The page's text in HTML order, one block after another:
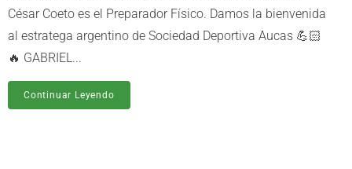
César Coeto es el Preparador Físico. Damos la bienvenida
al estratega argentino de Sociedad Deportiva Aucas 💪🏻
🔥 GABRIEL...
Continuar Leyendo